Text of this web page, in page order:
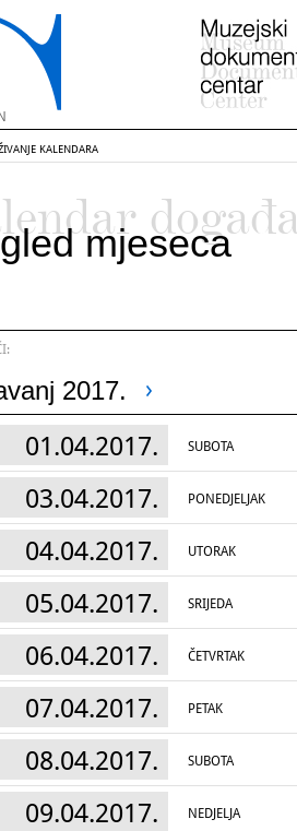
KALENDARA
mjeseca
2017.
01.04.2017. SUBOTA
03.04.2017. PONEDJELJAK
04.04.2017. UTORAK
05.04.2017. SRIJEDA
06.04.2017. ČETVRTAK
07.04.2017. PETAK
08.04.2017. SUBOTA
09.04.2017. NEDJELJA